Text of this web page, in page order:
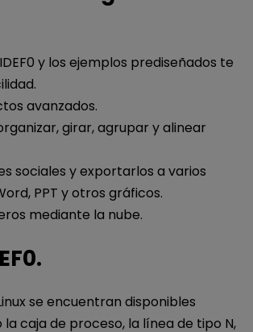
y los ejemplos prediseñados te
avanzados.
girar, agrupar y alinear
sociales y exportarlos a varios
PPT y otros gráficos.
mediante la nube.
se encuentran disponibles
caja de proceso, la línea de tipo N,